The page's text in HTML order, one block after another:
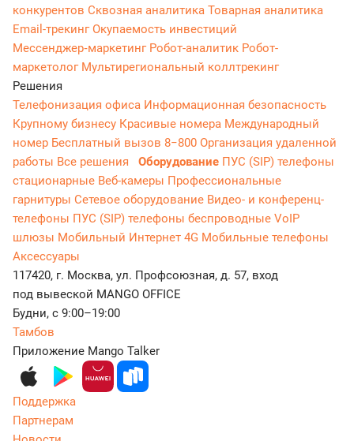
конкурентов Сквозная аналитика Товарная аналитика
Email-трекингОкупаемость инвестиций
Мессенджер‑маркетинг Робот-аналитик Робот-
маркетолог Мультирегиональный коллтрекинг
Решения
Телефонизация офиса Информационная безопасность
Крупному бизнесу Красивые номера Международный
номер Бесплатный вызов 8−800 Организация удаленной
работы Все решения Оборудование ПУС (SIP) телефоны
стационарные Веб-камеры Профессиональные
гарнитуры Сетевое оборудование Видео- и конференц-
телефоны ПУС (SIP) телефоны беспроводные VoIP
шлюзы Мобильный Интернет 4G Мобильные телефоны
Аксессуары
117420, г. Москва, ул. Профсоюзная, д. 57, вход
под вывеской MANGO OFFICE
Будни, с 9:00–19:00
Тамбов
Приложение Mango Talker
Поддержка
Партнерам